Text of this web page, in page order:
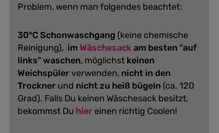
Problem, wenn man folgendes beachtet:
30°C Schonwaschgang (keine chemische
Reinigung), im Wäschesackam besten "auf
links" waschen, möglichst keinen
Weichspülerverwenden, nicht in den
Trockner und nicht zu heiß bügeln (ca. 120
Grad). Falls Du keinen Wäschesack besitzt,
bekommst Du hier einen richtig Coolen!